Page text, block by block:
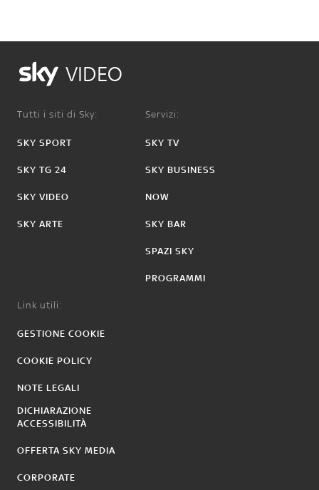
VIDEO
Tutti i siti di Sky:
SKY SPORT
SKY TG 24
SKY VIDEO
SKY ARTE
Servizi:
SKY TV
SKY BUSINESS
NOW
SKY BAR
SPAZI SKY
PROGRAMMI
Link utili:
GESTIONE COOKIE
COOKIE POLICY
NOTE LEGALI
DICHIARAZIONE
ACCESSIBILITÀ
OFFERTA SKY MEDIA
CORPORATE